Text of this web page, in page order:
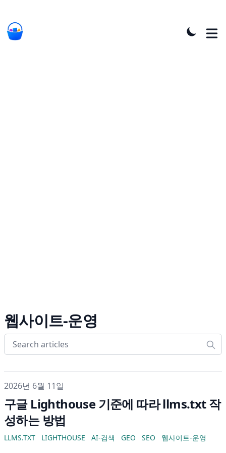
웹사이트-운영
게시일
2026년 6월 11일
구글 Lighthouse 기준에 따라 llms.txt 작
성하는 방법
LLMS.TXT LIGHTHOUSE AI-검색 GEO SEO 웹사이트-운영